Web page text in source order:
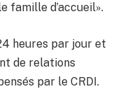
famille d’accueil».
heures par jour et
de relations
par le CRDI.